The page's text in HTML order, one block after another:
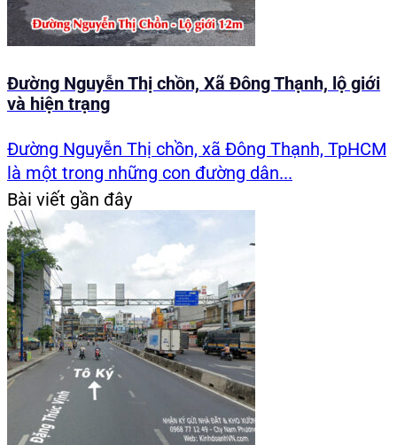
Đường Nguyễn Thị chồn, Xã Đông Thạnh, lộ giới
và hiện trạng
Đường Nguyễn Thị chồn, xã Đông Thạnh, TpHCM
là một trong những con đường dân...
Bài viết gần đây